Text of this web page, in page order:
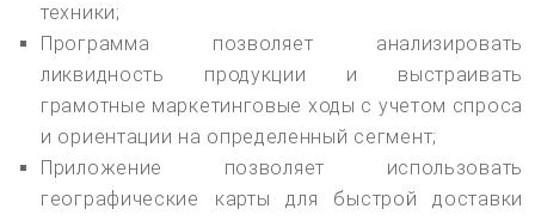
техники;
Программа позволяет анализировать
ликвидность продукции и выстраивать
грамотные маркетинговые ходы с учетом спроса
и ориентации на определенный сегмент;
Приложение позволяет использовать
географические карты для быстрой доставки